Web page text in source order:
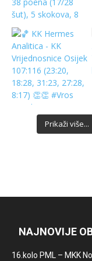
Prikaži više...
NAJNOVIJE
16.kolo PML – MKK